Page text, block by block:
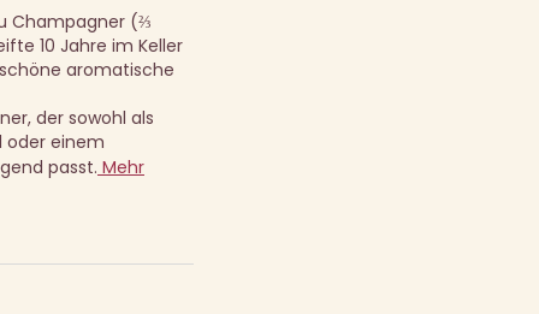
Champagner (⅔
10 Jahre im Keller
aromatische
der sowohl als
oder einem
passt. Mehr